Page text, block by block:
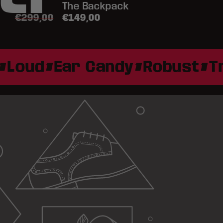
€299,00
The Backpack
€149,00
Ear Candy Robust